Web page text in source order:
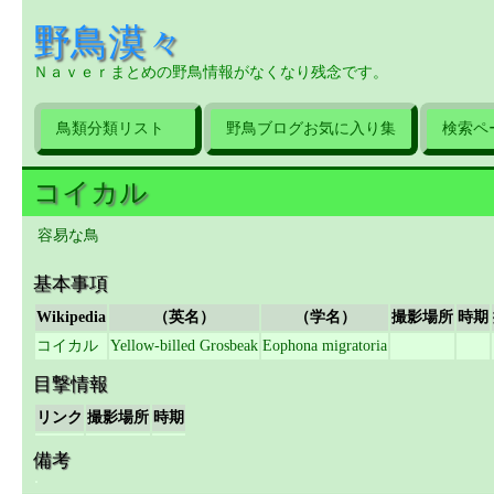
野鳥漠々
Ｎａｖｅｒまとめの野鳥情報がなくなり残念です。
鳥類分類リスト 野鳥ブログお気に入り集 検索ペ
コイカル
容易な鳥
基本事項
Wikipedia （英名） （学名） 撮影場所 時期
コイカル
Yellow-billed Grosbeak Eophona migratoria
目撃情報
リンク 撮影場所 時期
備考